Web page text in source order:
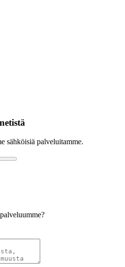
sähköisiä palveluitamme.